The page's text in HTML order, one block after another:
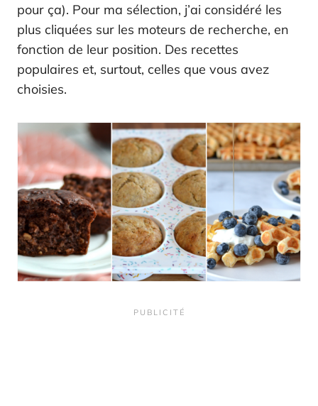
pour ça). Pour ma sélection, j’ai considéré les
plus cliquées sur les moteurs de recherche, en
fonction de leur position. Des recettes
populaires et, surtout, celles que vous avez
choisies.